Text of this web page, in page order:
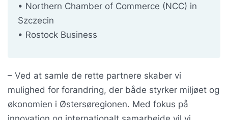
• Northern Chamber of Commerce (NCC) in
Szczecin
• Rostock Business
– Ved at samle de rette partnere skaber vi
mulighed for forandring, der både styrker miljøet og
økonomien i Østersøregionen. Med fokus på